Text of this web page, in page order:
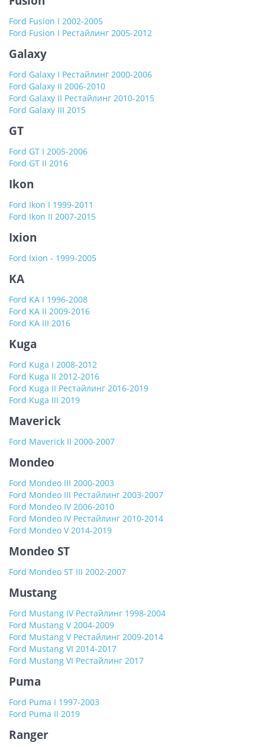
Ford Fusion I 2002-2005
Ford Fusion I Рестайлинг 2005-2012
Galaxy
Ford Galaxy I Рестайлинг 2000-2006
Ford Galaxy II 2006-2010
Ford Galaxy II Рестайлинг 2010-2015
Ford Galaxy III 2015
GT
Ford GT I 2005-2006
Ford GT II 2016
Ikon
Ford Ikon I 1999-2011
Ford Ikon II 2007-2015
Ixion
Ford Ixion - 1999-2005
KA
Ford KA I 1996-2008
Ford KA II 2009-2016
Ford KA III 2016
Kuga
Ford Kuga I 2008-2012
Ford Kuga II 2012-2016
Ford Kuga II Рестайлинг 2016-2019
Ford Kuga III 2019
Maverick
Ford Maverick II 2000-2007
Mondeo
Ford Mondeo III 2000-2003
Ford Mondeo III Рестайлинг 2003-2007
Ford Mondeo IV 2006-2010
Ford Mondeo IV Рестайлинг 2010-2014
Ford Mondeo V 2014-2019
Mondeo ST
Ford Mondeo ST III 2002-2007
Mustang
Ford Mustang IV Рестайлинг 1998-2004
Ford Mustang V 2004-2009
Ford Mustang V Рестайлинг 2009-2014
Ford Mustang VI 2014-2017
Ford Mustang VI Рестайлинг 2017
Puma
Ford Puma I 1997-2003
Ford Puma II 2019
Ranger